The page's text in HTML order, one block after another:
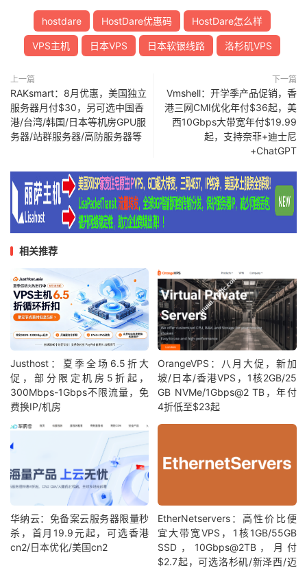
hostdare HostDare优惠码 HostDare怎么样
VPS主机 日本VPS 日本软银线路 洛杉矶VPS
上一篇
RAKsmart：8月优惠，美国独立
服务器月付$30，另可选中国香
港/台湾/韩国/日本等机房GPU服
务器/站群服务器/高防服务器等
下一篇
Vmshell：开学季产品促销，香
港三网CMI优化年付$36起，美
西10Gbps大带宽年付$19.99
起，支持奈菲+迪士尼
+ChatGPT
相关推荐
Justhost：夏季全场6.5折大
促，部分限定机房5折起，
300Mbps-1Gbps不限流量，免
费换IP/机房
OrangeVPS：八月大促，新加
坡/日本/香港VPS，1核2GB/25
GB NVMe/1Gbps@2 TB，年付
4折低至$23起
华纳云：免备案云服务器限量秒
杀，首月19.9元起，可选香港
cn2/日本优化/美国cn2
EtherNetservers：高性价比便
宜大带宽VPS，1核1GB/55GB
SSD，10Gbps@2TB，月付
$2.7起，可选洛杉矶/新泽西/迈